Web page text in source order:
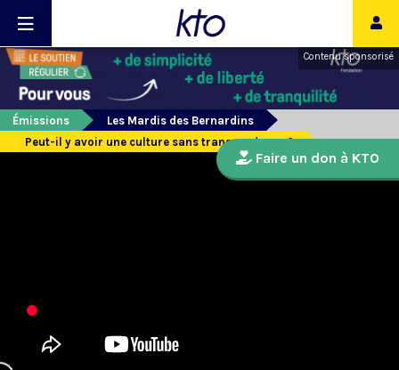
Contenu sponsorisé
Émissions
Les Mardis des Bernardins
Peut-il y avoir une culture sans transcendance ?
Faire un don à KTO